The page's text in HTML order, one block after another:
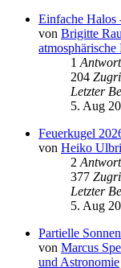
Einfache Halos
von Brigitte
atmosphärische
1
204
Letzter
5. Aug
Feuerkugel
von Heiko
2
377
Letzter
5. Aug
Partielle
von Marcus
und Astronomie